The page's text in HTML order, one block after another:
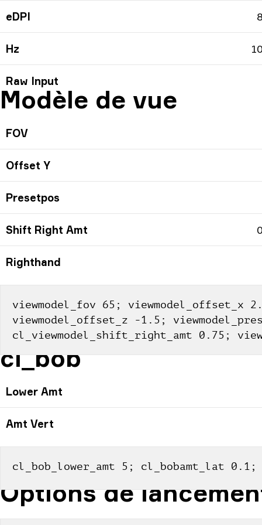
eDPI
Hz
Raw Input
Modèle de vue
FOV
Offset Y
Presetpos
Shift Right Amt
Righthand
viewmodel_fov 65; viewmodel_offset_x
viewmodel_offset_z -1.5;
cl_viewmodel_shift_right_amt 0.75;
cl_bob
Lower Amt
Amt Vert
cl_bob_lower_amt 5; cl_bobamt_lat
Options de